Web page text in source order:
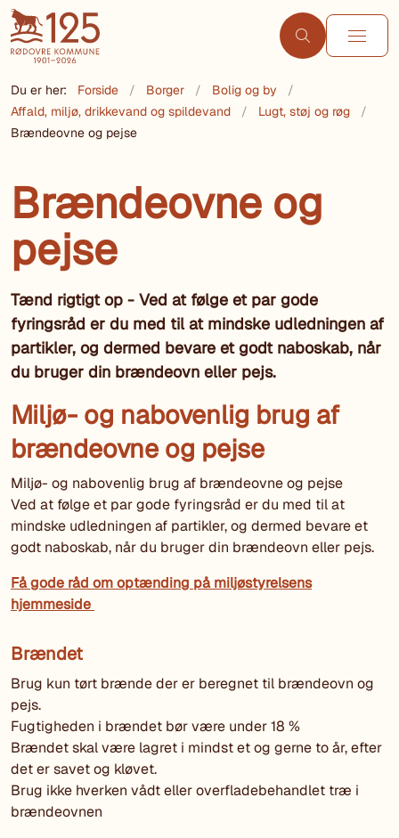
Du er her: Forside Borger
Bolig og by
Affald, miljø, drikkevand og spildevand
Lugt, støj og røg
Brændeovne og pejse
Brændeovne og
pejse
Tænd rigtigt op - Ved at følge et par gode
fyringsråd er du med til at mindske udledningen af
partikler, og dermed bevare et godt naboskab, når
du bruger din brændeovn eller pejs.
Miljø- og nabovenlig brug af
brændeovne og pejse
Miljø- og nabovenlig brug af brændeovne og pejse
Ved at følge et par gode fyringsråd er du med til at
mindske udledningen af partikler, og dermed bevare et
godt naboskab, når du bruger din brændeovn eller pejs.
Få gode råd om optænding på miljøstyrelsens
hjemmeside
Brændet
Brug kun tørt brænde der er beregnet til brændeovn og
pejs.
Fugtigheden i brændet bør være under 18 %
Brændet skal være lagret i mindst et og gerne to år, efter
det er savet og kløvet.
Brug ikke hverken vådt eller overfladebehandlet træ i
brændeovnen